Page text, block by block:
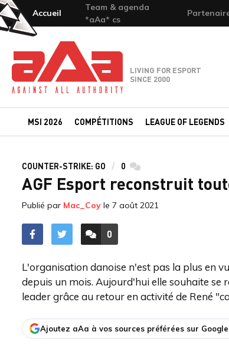
Accueil
Team & agenda
*aAa* cs
Team-aAa - against All authority
LIVING FOR ESPORT
SINCE 2000
MSI 2026 COMPÉTITIONS LEAGUE OF LEGENDS
COUNTER-STRIKE: GO 0 commentaires
AGF Esport reconstruit
Publié par Mac_Coy le 7 août 2021
ACCÉDER AUX
0
COMMENTAIRES
L'organisation danoise n'est pas la plus en
depuis un mois. Aujourd'hui elle souhaite
leader grâce au retour en activité de René
Ajoutez aAa à vos sources préférées sur Google